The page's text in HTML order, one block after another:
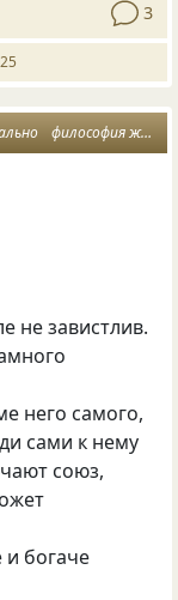
3
философия жизни
не завистлив.
него самого,
сами к нему
союз,
богаче